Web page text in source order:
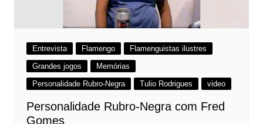
Entrevista Flamengo
Flamenguistas ilustres
Grandes jogos
Memórias
Personalidade Rubro-Negra
Tulio Rodrigues video
Personalidade Rubro-Negra com Fred
Gomes